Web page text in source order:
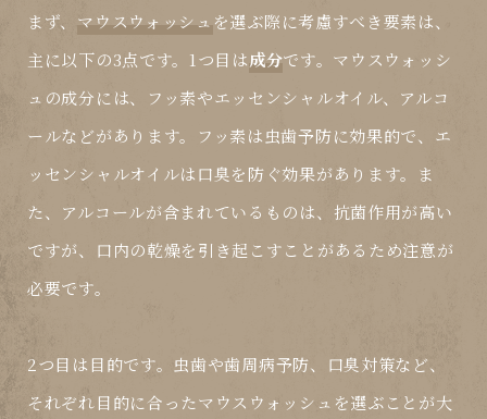
まず、 マウスウォッシュ を選ぶ際に考慮すべき要素は、
主に以下の3点です。1つ目は成分です。マウスウォッシ
ュの成分には、フッ素やエッセンシャルオイル、アルコ
ールなどがあります。フッ素は虫歯予防に効果的で、エ
ッセンシャルオイルは口臭を防ぐ効果があります。ま
た、アルコールが含まれているものは、抗菌作用が高い
ですが、口内の乾燥を引き起こすことがあるため注意が
必要です。
2つ目は 目的です。虫歯や歯周病予防、口臭対策など、
それぞれ目的に合ったマウスウォッシュを選ぶことが大